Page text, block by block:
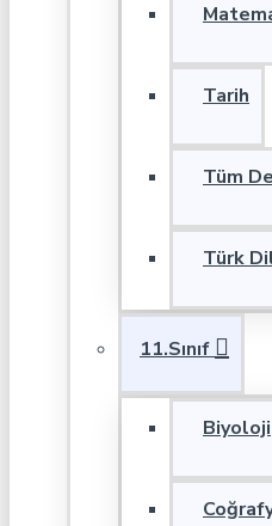
Tarih
Tüm
Türk
11.Sınıf
Biyoloji